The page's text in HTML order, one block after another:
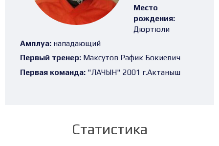
Место
рождения:
Дюртюли
Амплуа: нападающий
Первый тренер: Максутов Рафик Бокиевич
Первая команда: "ЛАЧЫН" 2001 г.Актаныш
Статистика